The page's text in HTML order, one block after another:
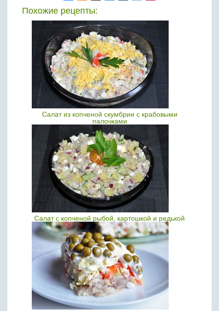
Похожие рецепты:
Салат из копченой скумбрии с крабовыми
палочками
Салат с копченой рыбой, картошкой и редькой